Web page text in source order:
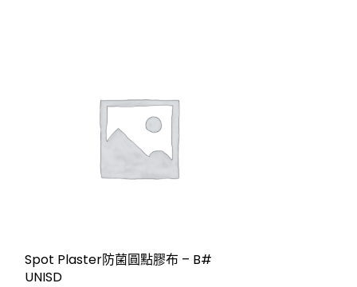
Spot Plaster防菌圓點膠布 – B#
UNISD